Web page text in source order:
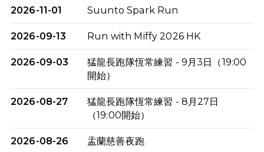
2026-11-01 Suunto Spark Run
2026-09-13 Run with Miffy 2026 HK
2026-09-03
猛龍長跑隊恆常練習 - 9月3日（19:00
開始）
2026-08-27
猛龍長跑隊恆常練習 - 8月27日
（19:00開始）
2026-08-26 盂蘭慈善夜跑